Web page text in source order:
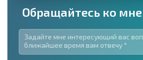
Обращайтесь ко мне